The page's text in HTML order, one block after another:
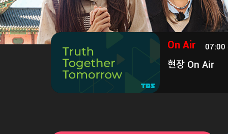
On Air 07:00
현장 On Air